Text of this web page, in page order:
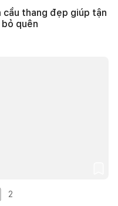
cầu thang đẹp giúp tận
quên
2